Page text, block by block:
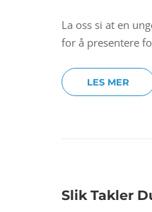
La oss si at en
for å presentere
LES MER
Slik Takler